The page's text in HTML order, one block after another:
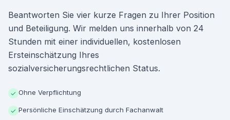
Beantworten Sie vier kurze Fragen zu Ihrer Position
und Beteiligung. Wir melden uns innerhalb von 24
Stunden mit einer individuellen, kostenlosen
Ersteinschätzung Ihres
sozialversicherungsrechtlichen Status.
✓ Ohne Verpflichtung
✓ Persönliche Einschätzung durch Fachanwalt